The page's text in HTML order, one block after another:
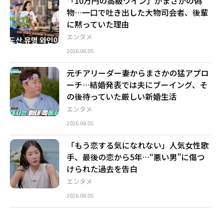
エンタメ
物…一口で吐き出した大物司会者、後輩
に黙っていた理由
2026.08.05
エンタメ
元チアリーダー妻からまさかの猛アプロ
ーチ…結婚発表では夫にブーイング、そ
の後待っていた厳しい新婚生活
2026.08.05
エンタメ
「もう恋する気になれない」人気女性歌
手、最後の恋から5年…“悪い男”に傷つ
けられた過去を告白
2026.08.05